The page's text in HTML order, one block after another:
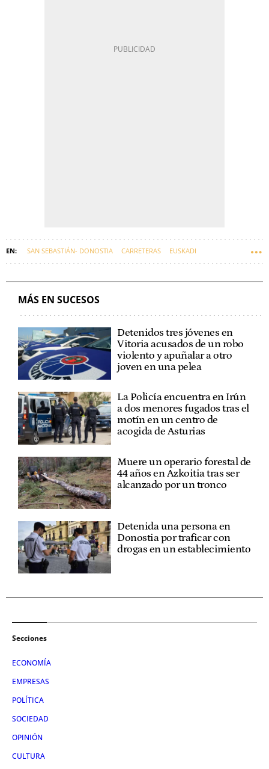
SAN SEBASTIÁN- DONOSTIA CARRETERAS EUSKADI
MÁS EN SUCESOS
Detenidos tres jóvenes en
Vitoria acusados de un robo
violento y apuñalar a otro
joven en una pelea
La Policía encuentra en Irún
a dos menores fugados tras el
motín en un centro de
acogida de Asturias
Muere un operario forestal de
44 años en Azkoitia tras ser
alcanzado por un tronco
Detenida una persona en
Donostia por traficar con
drogas en un establecimiento
Secciones
ECONOMÍA
EMPRESAS
POLÍTICA
SOCIEDAD
OPINIÓN
CULTURA